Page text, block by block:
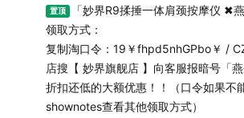
置顶
「妙界R9揉捶一体肩颈按摩仪 ✖
领取方式：
复制淘口令：19￥fhpd5nhGPbo￥ / CZ028 到淘宝或去淘
店搜【 妙界旗舰店 】向客服报暗号「燕外之意」领取比大促
折扣还低的大额优惠！！（口令如果不
shownotes查看其他领取方式）